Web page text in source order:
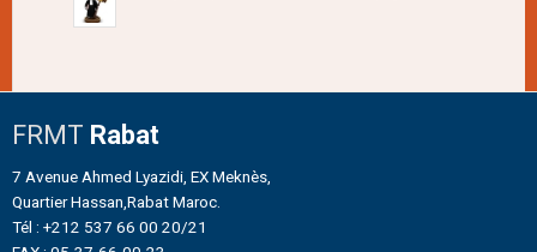
FRMT Rabat
7 Avenue Ahmed Lyazidi, EX Meknès,
Quartier Hassan,Rabat Maroc.
Tél : +212 537 66 00 20/21